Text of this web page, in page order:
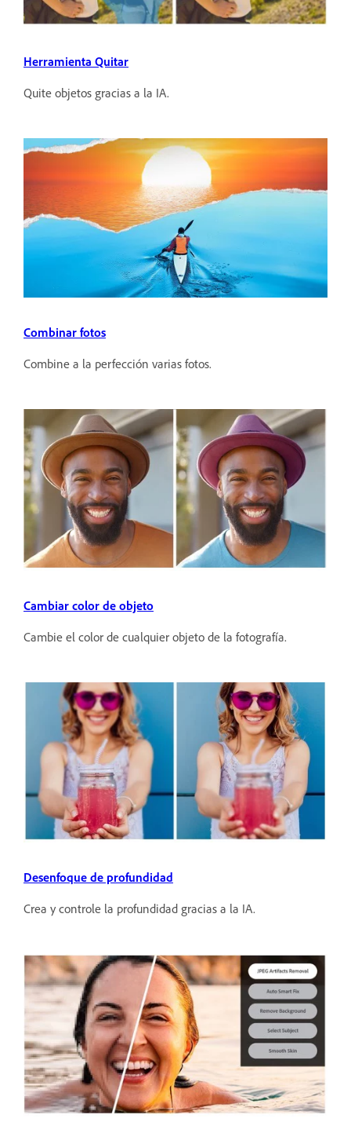
Herramienta Quitar
Quite objetos gracias a la IA.
Combinar fotos
Combine a la perfección varias fotos.
Cambiar color de objeto
Cambie el color de cualquier objeto de la fotografía.
Desenfoque de profundidad
Crea y controle la profundidad gracias a la IA.